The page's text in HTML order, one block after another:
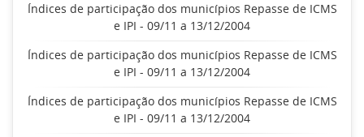
Índices de participação dos municípios Repasse de ICMS
e IPI - 09/11 a 13/12/2004
Índices de participação dos municípios Repasse de ICMS
e IPI - 09/11 a 13/12/2004
Índices de participação dos municípios Repasse de ICMS
e IPI - 09/11 a 13/12/2004